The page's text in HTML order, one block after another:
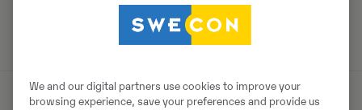
We and our digital partners use cookies to improve your
browsing experience, save your preferences and provide us